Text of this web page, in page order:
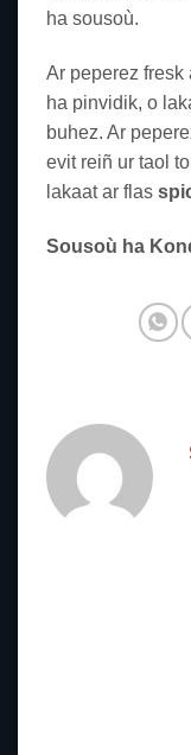
ha sousoù.
Ar peperez fresk
ha pinvidik, o
buhez. Ar
evit reiñ ur taol
lakaat ar flas
Sousoù ha